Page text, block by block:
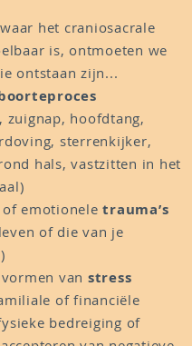
het craniosacrale
is, ontmoeten we
ontstaan zijn...
zuignap, hoofdtang,
sterrenkijker,
hals, vastzitten in het
of emotioneletrauma’s
of die van je
van stress
of financiële
bedreiging of